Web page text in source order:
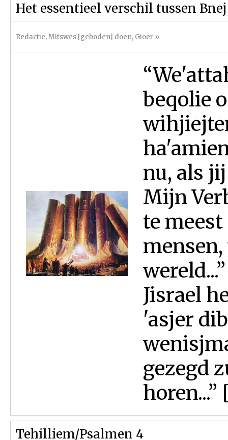
Het essentieel verschil tussen
Redactie,Mitswes [geboden] doen, Gioer »
beqolie
nu, als
Mijn
te
Jisrael
'asjer
gezegd
horen...”
Tehilliem/Psalmen 4